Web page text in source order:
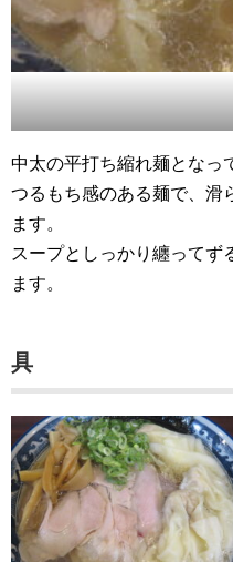
中太の平打ち縮れ麺となっ
つるもち感のある麺で、滑
ます。
スープとしっかり纏ってず
ます。
具